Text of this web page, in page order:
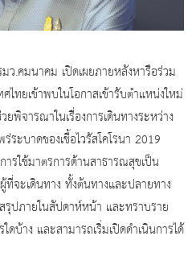
.คมนาคม เปิดเผยภายหลังหารือร่วม
ทยเข้าพบในโอกาสเข้ารับตำแหน่งใหม่
พิจารณาในเรื่องการเดินทางระหว่าง
ะบาดของเชื้อไวรัสโคโรนา 2019
ารใช้มาตรการด้านสาธารณสุขเป็น
จะเดินทาง ทั้งต้นทางและปลายทาง
รุปภายในสัปดาห์หน้า และทราบราย
ดบ้าง และสามารถเริ่มเปิดดำเนินการได้